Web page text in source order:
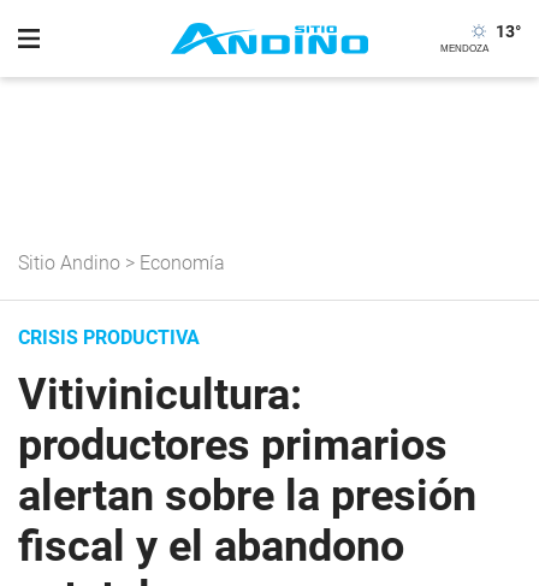
13°
Sitio Andino > Economía
CRISIS PRODUCTIVA
Vitivinicultura:
productores primarios
alertan sobre la presión
fiscal y el abandono